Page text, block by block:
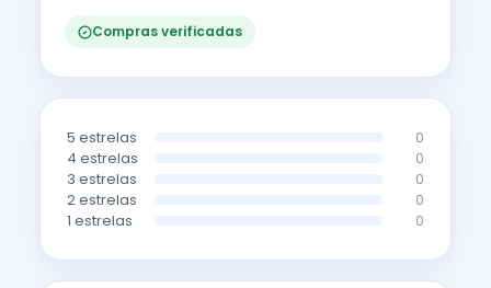
Compras verificadas
5 estrelas 0
4 estrelas 0
3 estrelas 0
2 estrelas 0
1 estrelas 0